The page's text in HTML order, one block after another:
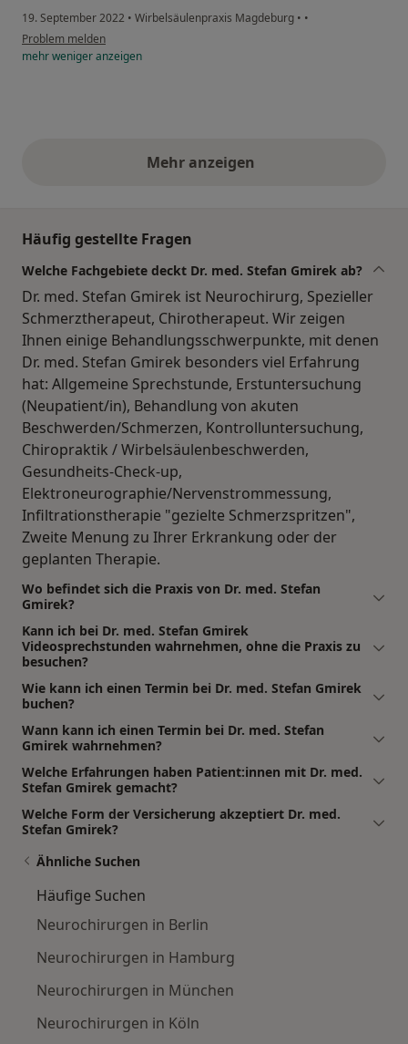
19. September 2022 • Wirbelsäulenpraxis Magdeburg • •
Problem melden
mehrwenigeranzeigen
Mehr anzeigenobige Stellungnahmen
Häufig gestellte Fragen
Welche Fachgebiete deckt Dr. med. Stefan Gmirek ab?
Dr. med. Stefan Gmirek ist Neurochirurg, Spezieller
Schmerztherapeut, Chirotherapeut. Wir zeigen
Ihnen einige Behandlungsschwerpunkte, mit denen
Dr. med. Stefan Gmirek besonders viel Erfahrung
hat: Allgemeine Sprechstunde, Erstuntersuchung
(Neupatient/in), Behandlung von akuten
Beschwerden/Schmerzen, Kontrolluntersuchung,
Chiropraktik / Wirbelsäulenbeschwerden,
Gesundheits-Check-up,
Elektroneurographie/Nervenstrommessung,
Infiltrationstherapie "gezielte Schmerzspritzen",
Zweite Menung zu Ihrer Erkrankung oder der
geplanten Therapie.
Wo befindet sich die Praxis von Dr. med. Stefan
Gmirek?
Kann ich bei Dr. med. Stefan Gmirek
Videosprechstunden wahrnehmen, ohne die Praxis zu
besuchen?
Wie kann ich einen Termin bei Dr. med. Stefan Gmirek
buchen?
Wann kann ich einen Termin bei Dr. med. Stefan
Gmirek wahrnehmen?
Welche Erfahrungen haben Patient:innen mit Dr. med.
Stefan Gmirek gemacht?
Welche Form der Versicherung akzeptiert Dr. med.
Stefan Gmirek?
Ähnliche Suchen
Häufige Suchen
Neurochirurgen in Berlin
Neurochirurgen in Hamburg
Neurochirurgen in München
Neurochirurgen in Köln